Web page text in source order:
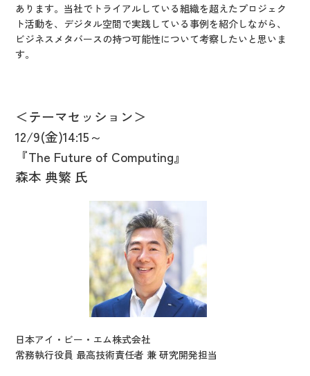
あります。当社でトライアルしている組織を超えたプロジェク
ト活動を、デジタル空間で実践している事例を紹介しながら、
ビジネスメタバースの持つ可能性について考察したいと思いま
す。
＜テーマセッション＞
12/9(金)14:15～
『The Future of Computing』
森本 典繁 氏
日本アイ・ビー・エム株式会社
常務執行役員 最高技術責任者 兼 研究開発担当